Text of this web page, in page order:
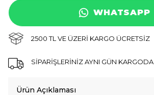
WHATSAPP
2500 TL VE ÜZERİ KARGO ÜCRETSİZ
SİPARİŞLERİNİZ AYNI GÜN KARGODA
Ürün Açıklaması